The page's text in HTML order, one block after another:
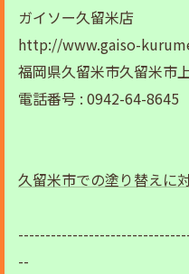
ガイソー久留米店
http://www.gaiso-
福岡県久留米市久留米市
電話番号 : 0942-64-8645
久留米市での塗り替えに
--